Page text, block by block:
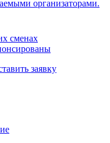
организаторами.
сменах
заявку